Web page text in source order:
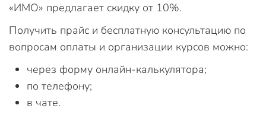
«ИМО» предлагает скидку от 10%.
Получить прайс и бесплатную консультацию по
вопросам оплаты и организации курсов можно:
через форму онлайн-калькулятора;
по телефону;
в чате.